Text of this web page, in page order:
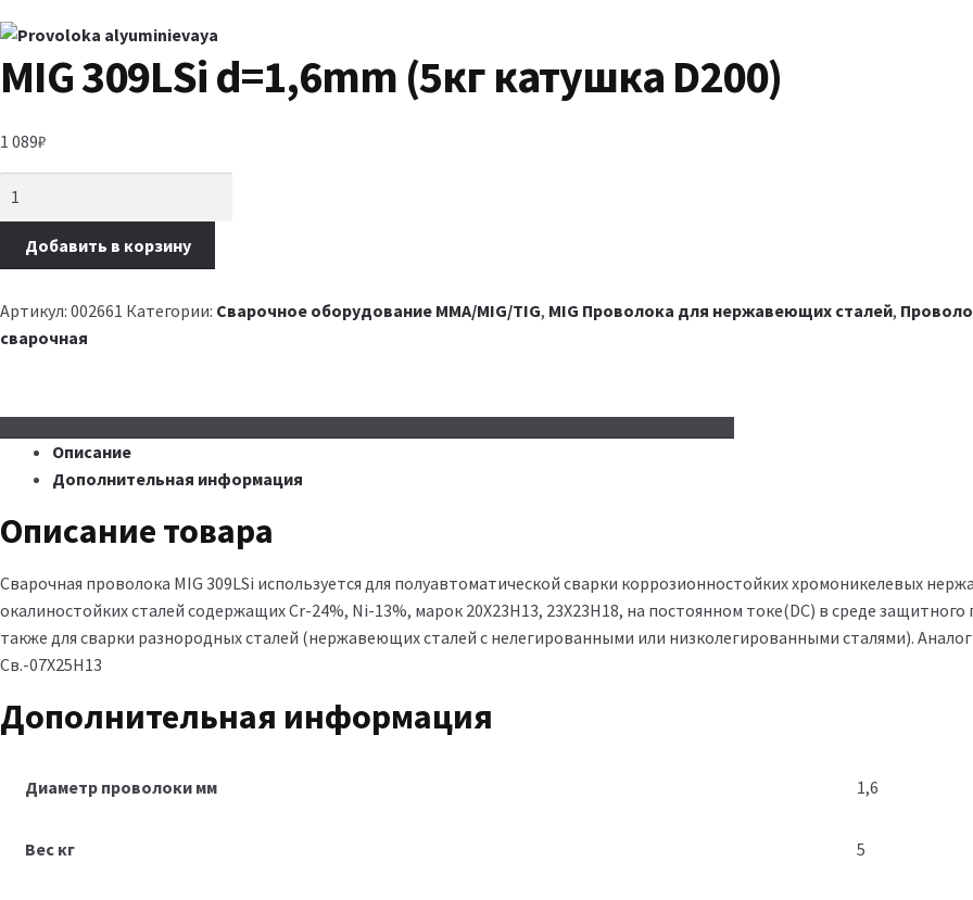
MIG 309LSi d=1,6mm (5кг катушка D200)
1 089₽
Добавить в корзину
Артикул: 002661 Категории: Сварочное оборудование MMA/MIG/TIG, MIG Проволока для нержавеющих сталей,
сварочная
Описание
Дополнительная информация
Описание товара
Сварочная проволока MIG 309LSi используется для полуавтоматической сварки коррозионностойких хромоникелевых
окалиностойких сталей содержащих Cr-24%, Ni-13%, марок 20Х23Н13, 23Х23Н18, на постоянном токе(DC) в среде защитного
также для сварки разнородных сталей (нержавеющих сталей с нелегированными или низколегированными сталями).
Св.-07Х25Н13
Дополнительная информация
Диаметр проволоки мм 1,6
Вес кг 5